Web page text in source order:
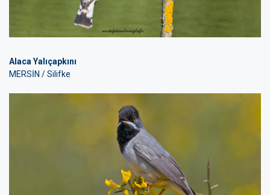
Alaca Yalıçapkını
MERSİN / Silifke